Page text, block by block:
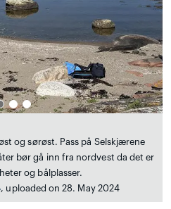
og sørøst. Pass på Selskjærene
bør gå inn fra nordvest da det er
og bålplasser.
, uploaded on 28. May 2024